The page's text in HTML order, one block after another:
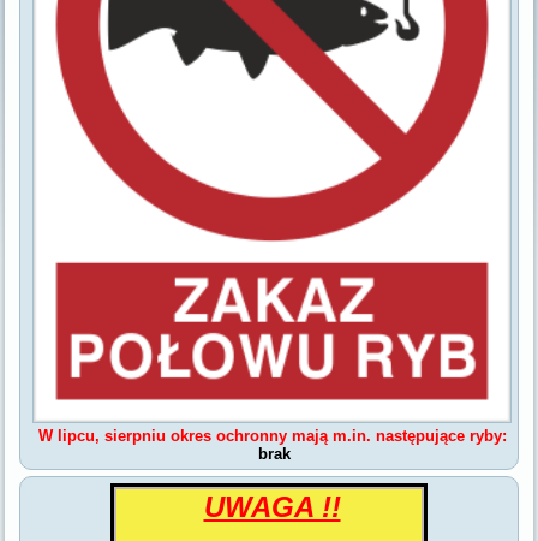
W lipcu, sierpniu okres ochronny mają m.in. następujące ryby:
brak
UWAGA !!